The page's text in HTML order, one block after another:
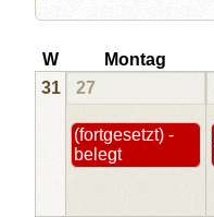
W
Montag
31
27
(fortgesetzt) -
belegt